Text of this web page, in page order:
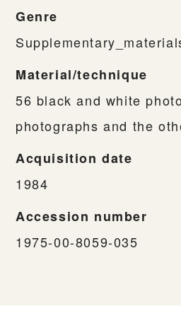
Genre
Material/technique
56 black and white
photographs and the
Acquisition date
1984
Accession number
1975-00-8059-035